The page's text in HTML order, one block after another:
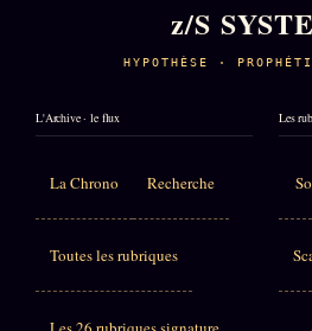
z/S
HYPOTHÈSE ·
L'Archive · le flux
La Chrono Recherche
Toutes les rubriques
Les